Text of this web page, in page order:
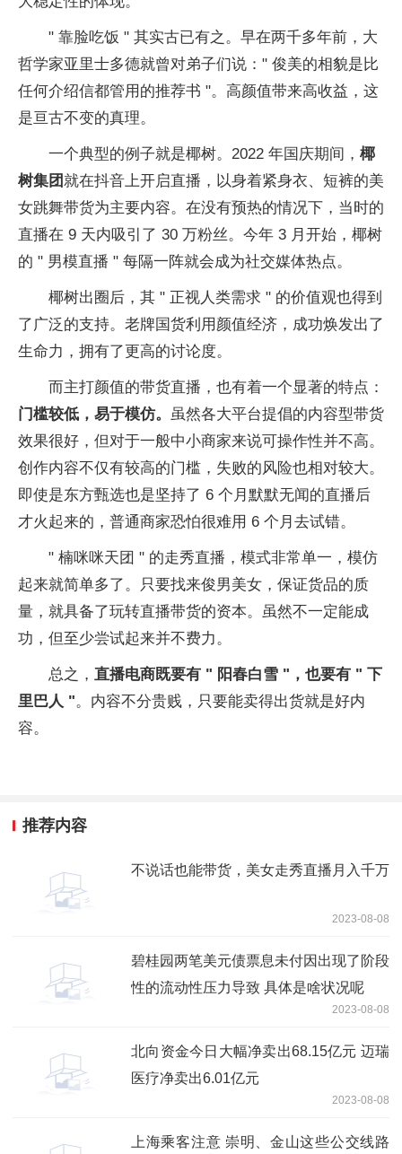
" 靠脸吃饭 " 其实古已有之。早在两千多年前，大
哲学家亚里士多德就曾对弟子们说：" 俊美的相貌是比
任何介绍信都管用的推荐书 "。高颜值带来高收益，这
是亘古不变的真理。
一个典型的例子就是椰树。2022 年国庆期间， 椰
树集团就在抖音上开启直播，以身着紧身衣、短裤的美
女跳舞带货为主要内容。在没有预热的情况下，当时的
直播在 9 天内吸引了 30 万粉丝。今年 3 月开始，椰树
的 " 男模直播 " 每隔一阵就会成为社交媒体热点。
椰树出圈后，其 " 正视人类需求 " 的价值观也得到
了广泛的支持。老牌国货利用颜值经济，成功焕发出了
生命力，拥有了更高的讨论度。
而主打颜值的带货直播，也有着一个显著的特点：
门槛较低，易于模仿。 虽然各大平台提倡的内容型带货
效果很好，但对于一般中小商家来说可操作性并不高。
创作内容不仅有较高的门槛，失败的风险也相对较大。
即使是东方甄选也是坚持了 6 个月默默无闻的直播后
才火起来的，普通商家恐怕很难用 6 个月去试错。
" 楠咪咪天团 " 的走秀直播，模式非常单一，模仿
起来就简单多了。只要找来俊男美女，保证货品的质
量，就具备了玩转直播带货的资本。虽然不一定能成
功，但至少尝试起来并不费力。
总之， 直播电商既要有 " 阳春白雪 "，也要有 " 下
里巴人 "。内容不分贵贱，只要能卖得出货就是好内
容。
推荐内容
不说话也能带货，美女走秀直播月入千万
2023-08-08
碧桂园两笔美元债票息未付因出现了阶段
性的流动性压力导致 具体是啥状况呢
2023-08-08
北向资金今日大幅净卖出68.15亿元 迈瑞
医疗净卖出6.01亿元
2023-08-08
上海乘客注意 崇明、金山这些公交线路